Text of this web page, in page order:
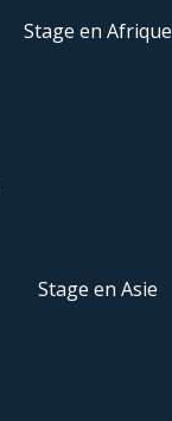
Stage en Afrique
Stage en Asie